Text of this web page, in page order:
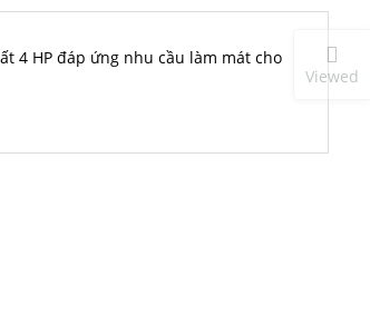
4 HP đáp ứng nhu cầu làm mát cho
Viewed